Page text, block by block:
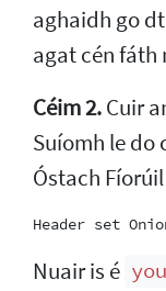
aghaidh go
agat cén fáth
Céim 2.Cuir
Suíomh le do
Óstach Fíorúil
Nuair is é